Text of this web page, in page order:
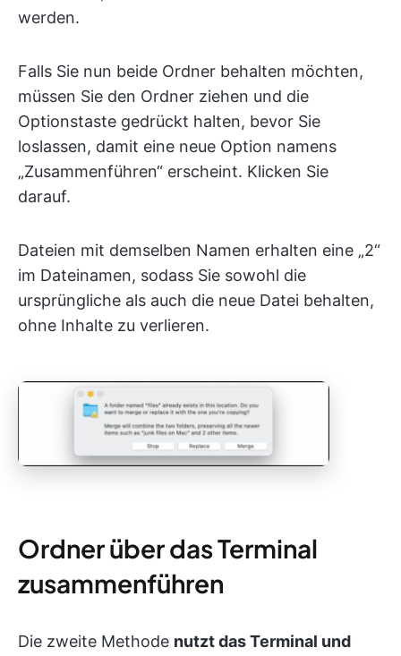
werden.
Falls Sie nun beide Ordner behalten möchten,
müssen Sie den Ordner ziehen und die
Optionstaste gedrückt halten, bevor Sie
loslassen, damit eine neue Option namens
„Zusammenführen“ erscheint. Klicken Sie
darauf.
Dateien mit demselben Namen erhalten eine „2“
im Dateinamen, sodass Sie sowohl die
ursprüngliche als auch die neue Datei behalten,
ohne Inhalte zu verlieren.
Ordner über das Terminal
zusammenführen
Die zweite Methode nutzt das Terminal und